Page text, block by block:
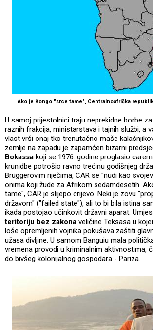
Ako je Kongo "srce tame", Centralnoafrička
U samoj prijestolnici traju neprekidne borbe
raznih frakcija, ministarstava i tajnih službi, a
vlast vrši onaj tko trenutačno maše
zemlje na zapadu je zapamćen bizarni
Bokassa koji se 1976. godine proglasio
krunidbe potrošio ravno trećinu godišnjeg
Brüggerovim riječima, CAR se "nudi kao
onima koji žude za Afrikom sedamdesetih.
tame", CAR je slijepo crijevo. Neki je zovu
državom" ("failed state"), ali to bi bila istina
ikada postojao učinkovit državni aparat.
teritoriju bez zakona veličine Teksasa u
loše opremljenih vojnika pokušava zaštiti
užasa divljine. U samom Banguiu mala
vremena provodi u kriminalnim aktivnostima,
do bivšeg kolonijalnog gospodara - Pariza.